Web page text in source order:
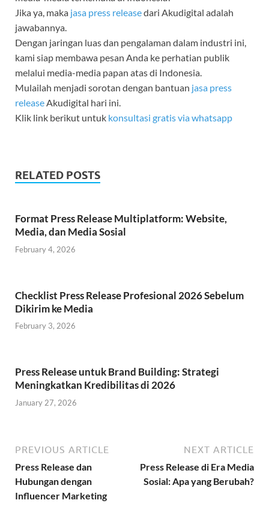
Jika ya, maka jasa press releasedari Akudigital adalah
jawabannya.
Dengan jaringan luas dan pengalaman dalam industri ini,
kami siap membawa pesan Anda ke perhatian publik
melalui media-media papan atas di Indonesia.
Mulailah menjadi sorotan dengan bantuan jasa press
releaseAkudigital hari ini.
Klik link berikut untuk konsultasi gratis via whatsapp
RELATED POSTS
Format Press Release Multiplatform: Website,
Media, dan Media Sosial
February 4, 2026
Checklist Press Release Profesional 2026 Sebelum
Dikirim ke Media
February 3, 2026
Press Release untuk Brand Building: Strategi
Meningkatkan Kredibilitas di 2026
January 27, 2026
PREVIOUS ARTICLE
Press Release dan
Hubungan dengan
Influencer Marketing
NEXT ARTICLE
Press Release di Era Media
Sosial: Apa yang Berubah?